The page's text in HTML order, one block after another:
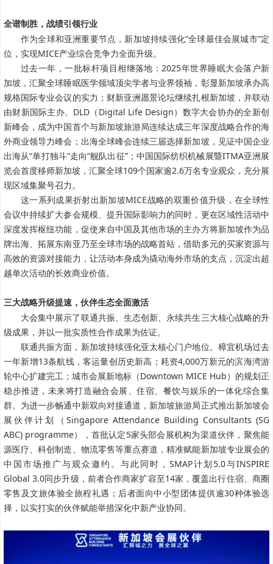
全谱制胜，战绩引领行业
作为全球和亚洲重要节点，新加坡持续强化“全球最佳会展城市”定
位，实现MICE产业综合竞争力全面升级。
过去一年，一批标杆项目相继落地：2025年世界睡眠大会落户新
加坡，汇聚全球睡眠医学领域顶尖学者与业界领袖，彰显新加坡承办高
规格国际专业会议的实力；财新亚洲愿景论坛继续扎根新加坡，并联动
由财新国际主办、DLD（Digital Life Design）数字大会协办的全新创
新峰会，成为中国首个与新加坡旅游局连续达成三年深度战略合作的海
外商业领导力峰会；出海全球峰会连续三届选择新加坡，见证中国企业
出海从“单打独斗”走向“舰队出征”；中国国际纺织机械展暨ITMA亚洲展
览会首度移师新加坡，汇聚全球109个国家逾2.6万名专业观众，充分展
现区域集聚号召力。
这一系列成果折射出新加坡MICE战略的双重价值升级，在全球性
会议中持续扩大参会规模、提升国际影响力的同时，更在区域性活动中
深度发挥枢纽功能，促使来自中国及其他市场的主办方将新加坡作为品
牌出海、拓展东南亚乃至全球市场的战略首站，借助多元的买家资源与
高效的资源对接能力，让活动本身成为撬动海外市场的支点，沉淀出超
越单次活动的长效商业价值。
三大战略升级提速，伙伴生态全面激活
大会集中展示了联通共振、生态创新、永续共生三大核心战略的升
级成果，并以一批实质性合作成果为佐证。
联通共振方面，新加坡持续强化亚太核心门户地位。樟宜机场过去
一年新增13条航线，客运量创历史新高；耗资4,000万新元的滨海湾游
轮中心扩建完工；城市会展新地标（Downtown MICE Hub）的规划正
稳步推进，未来将打造融合会展、住宿、餐饮与娱乐的一体化综合集
群。为进一步畅通中新双向对接通道，新加坡旅游局正式推出新加坡会
展伙伴计划（Singapore Attendance Building Consultants (SG
ABC) programme），首批认定5家头部会展机构为渠道伙伴，聚焦能
源医疗、科创制造、物流零售等重点赛道，精准赋能新加坡专业展会的
中国市场推广与观众邀约。与此同时，SMAP计划5.0与INSPIRE
Global 3.0同步升级，前者合作商家扩容至14家，覆盖出行住宿、商圈
零售及文旅体验全旅程礼遇；后者面向中小型团体提供逾30种体验选
择，以实打实的伙伴赋能举措深化中新产业协同。